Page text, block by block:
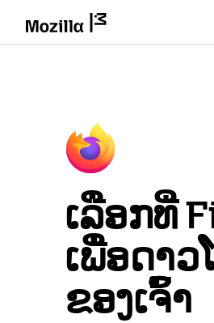
ເລືອກທີ່
ເພື່ອດາ
ຂອງເຈົ້າ